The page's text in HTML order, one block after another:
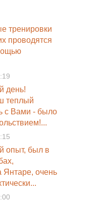
тренировки
проводятся
день!
теплый
с Вами - было
опыт, был в
Янтаре, очень